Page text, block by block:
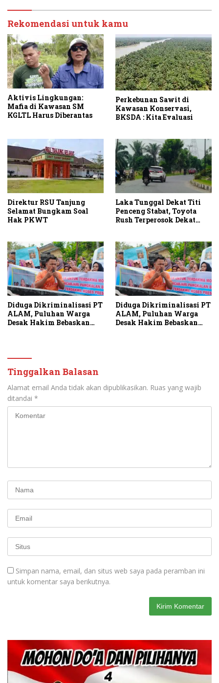
Rekomendasi untuk kamu
Aktivis Lingkungan:
Mafia di Kawasan SM
KGLTL Harus Diberantas
Perkebunan Sawit di
Kawasan Konservasi,
BKSDA : Kita Evaluasi
Direktur RSU Tanjung
Selamat Bungkam Soal
Hak PKWT
Laka Tunggal Dekat Titi
Penceng Stabat, Toyota
Rush Terperosok Dekat
Diduga Dikriminalisasi PT
ALAM, Puluhan Warga
Desak Hakim Bebaskan
Diduga Dikriminalisasi PT
ALAM, Puluhan Warga
Desak Hakim Bebaskan
Tinggalkan Balasan
Alamat email Anda tidak akan dipublikasikan. Ruas yang wajib
ditandai *
Simpan nama, email, dan situs web saya pada peramban ini
untuk komentar saya berikutnya.